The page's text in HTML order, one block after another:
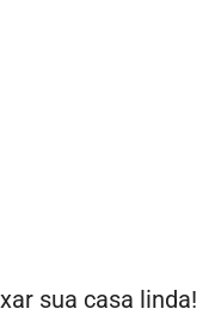
sua casa linda!